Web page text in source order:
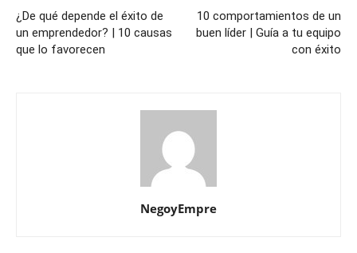
¿De qué depende el éxito de
un emprendedor? | 10 causas
que lo favorecen
10 comportamientos de un
buen líder | Guía a tu equipo
con éxito
NegoyEmpre